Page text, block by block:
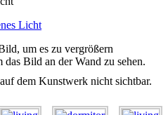
um es zu vergrößern
Bild an der Wand zu sehen.
dem Kunstwerk nicht sichtbar.